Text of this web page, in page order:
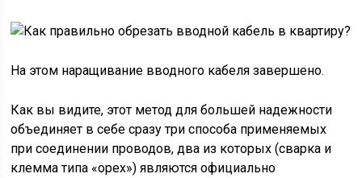
На этом наращивание вводного кабеля завершено.
Как вы видите, этот метод для большей надежности
объединяет в себе сразу три способа применяемых
при соединении проводов, два из которых (сварка и
клемма типа «орех») являются официально